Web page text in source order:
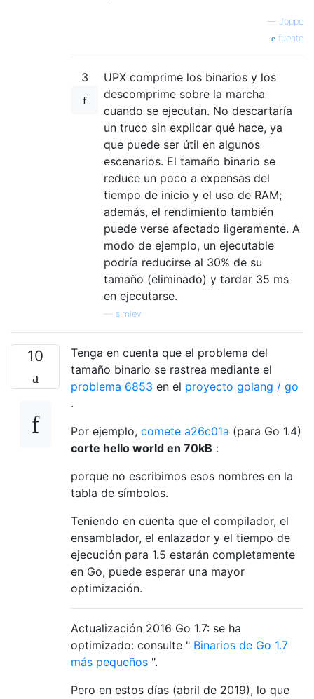
— Joppe
fuente
3
UPX comprime los binarios y los
descomprime sobre la marcha
cuando se ejecutan. No descartaría
un truco sin explicar qué hace, ya
que puede ser útil en algunos
escenarios. El tamaño binario se
reduce un poco a expensas del
tiempo de inicio y el uso de RAM;
además, el rendimiento también
puede verse afectado ligeramente. A
modo de ejemplo, un ejecutable
podría reducirse al 30% de su
tamaño (eliminado) y tardar 35 ms
en ejecutarse.
simlev
10
Tenga en cuenta que el problema del
tamaño binario se rastrea mediante el
problema 6853 en el proyecto golang / go
.
Por ejemplo, comete a26c01a (para Go 1.4)
corte hello world en 70kB :
porque no escribimos esos nombres en la
tabla de símbolos.
Teniendo en cuenta que el compilador, el
ensamblador, el enlazador y el tiempo de
ejecución para 1.5 estarán completamente
en Go, puede esperar una mayor
optimización.
Actualización 2016 Go 1.7: se ha
optimizado: consulte " Binarios de Go 1.7
más pequeños ".
Pero en estos días (abril de 2019), lo que